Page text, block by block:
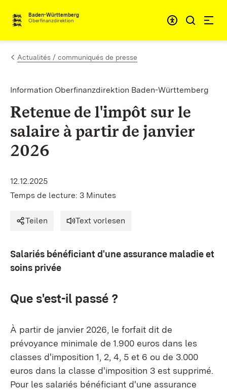
Passer au contenu
Baden-Württemberg
Oberfinanzdirektion
Actualités / communiqués de presse
Information Oberfinanzdirektion Baden-Württemberg
Retenue de l'impôt sur le
salaire à partir de janvier
2026
12.12.2025
Temps de lecture: 3 Minutes
Teilen Text vorlesen
Salariés bénéficiant d'une assurance maladie et
soins privée
Que s'est-il passé ?
À partir de janvier 2026, le forfait dit de
prévoyance minimale de 1.900 euros dans les
classes d'imposition 1, 2, 4, 5 et 6 ou de 3.000
euros dans la classe d'imposition 3 est supprimé.
Pour les salariés bénéficiant d'une assurance